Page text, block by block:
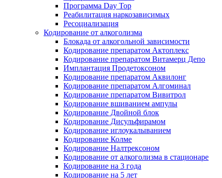
Программа Day Top
Реабилитация наркозависимых
Ресоциализация
Кодирование от алкоголизма
Блокада от алкогольной зависимости
Кодирование препаратом Актоплекс
Кодирование препаратом Витамерц Депо
Имплантация Продетоксоном
Кодирование препаратом Аквилонг
Кодирование препаратом Алгоминал
Кодирование препаратом Вивитрол
Кодирование вшиванием ампулы
Кодирование Двойной блок
Кодирование Дисульфирамом
Кодирование иглоукалыванием
Кодирование Колме
Кодирование Налтрексоном
Кодирование от алкоголизма в стационаре
Кодирование на 3 года
Кодирование на 5 лет